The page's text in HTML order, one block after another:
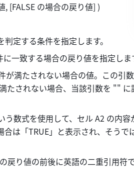
, [FALSE の場合の戻り値] )
定する条件を指定します。
一致する場合の戻り値を指定し
が満たされない場合の値。この引
たされない場合、当該引数を ""
数式を使用して、セル A2 の内容
は「TRUE」と表示され、そうで
戻り値の前後に英語の二重引用符